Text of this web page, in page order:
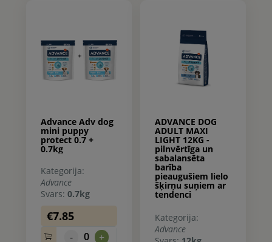
Advance Adv dog
mini puppy
protect 0.7 +
0.7kg
Kategorija:
Advance
Svars: 0.7kg
€7.85
- 0 +
ADVANCE DOG
ADULT MAXI
LIGHT 12KG -
pilnvērtīga un
sabalansēta
barība
pieaugušiem lielo
šķirņu suņiem ar
tendenci
Kategorija:
Advance